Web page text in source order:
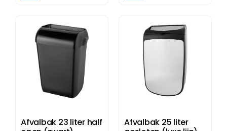
Afvalbak 23 liter half
Afvalbak 25 liter